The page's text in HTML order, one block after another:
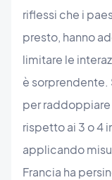
riflessi che i
presto, hanno
limitare le
è sorprendente.
per raddoppiare
rispetto ai 3 o 4
applicando
Francia ha